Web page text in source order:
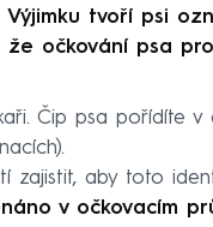
tvoří psi
že očkování psa
Čip psa pořídíte v
zajistit, aby toto
v očkovacím